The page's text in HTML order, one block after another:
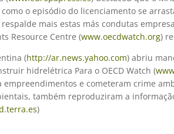
o episódio do licenciamento se
mais estas más condutas
Resource Centre (www.oecdwatch.org)
(http://ar.news.yahoo.com) abriu
hidrelétrica Para o OECD Watch (
empreendimentos e cometeram crime
também reproduziram a
)